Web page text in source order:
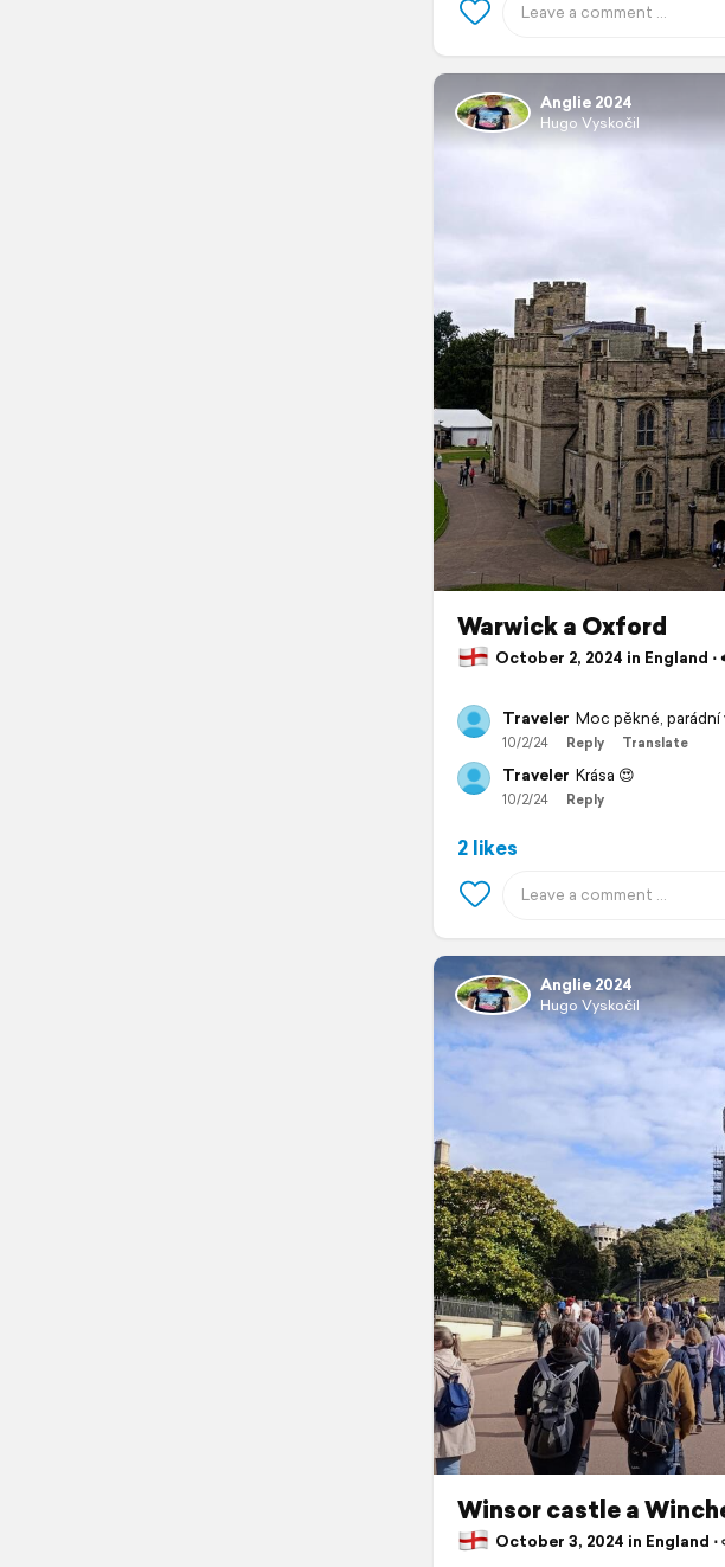
Anglie 2024
Hugo Vyskočil
Warwick a Oxford
October 2, 2024 in England ⋅
Traveler Moc pěkné,
10/2/24 Reply Translate
Traveler Krása 😍
10/2/24 Reply
2 likes
Anglie 2024
Hugo Vyskočil
Winsor castle a
October 3, 2024 in England ⋅